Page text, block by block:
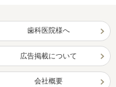
歯科医院様へ
広告掲載について
会社概要